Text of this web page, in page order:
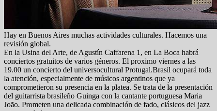
Hay en Buenos Aires muchas actividades culturales. Hacemos una
revisión global.
En la Usina del Arte, de Agustín Caffarena 1, en La Boca habrá
conciertos gratuitos de varios géneros. El proximo viernes a las
19.00 un concierto del universocultural Protugal.Brasil ocupará toda
la atención, especialmente de músicos argentinos que ya
comprometieron su presencia en la platea. Se trata de la presentación
del guitarrista brasileño Guinga con la cantante portuguesa Maria
João. Prometen una delicada combinación de fado, clásicos del jazz